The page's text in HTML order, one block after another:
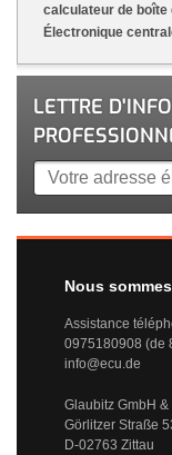
calculateur de
Électronique
LETTRE
Nous
Assistance
0975180908 (de
info@ecu.de
Glaubitz GmbH &
Görlitzer Straße
D-02763 Zittau